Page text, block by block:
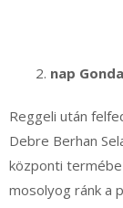
nap
Reggeli után
Debre Berhan
központi
mosolyog ránk a